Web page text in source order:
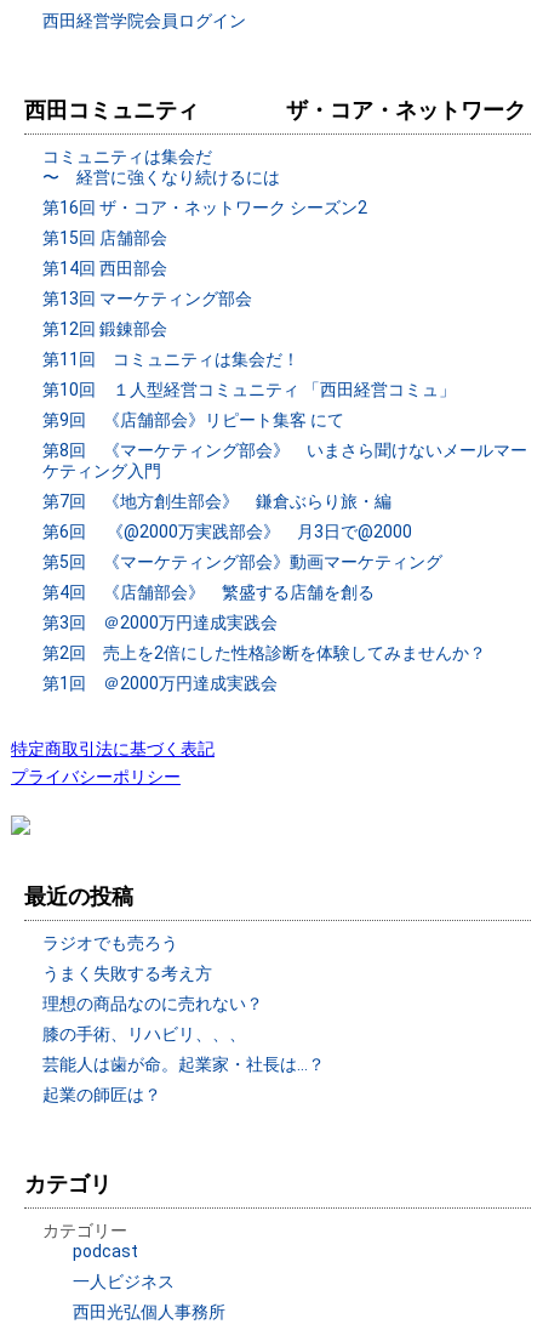
西田経営学院会員ログイン
西田コミュニティ ザ・コア・ネットワーク
コミュニティは集会だ
〜 経営に強くなり続けるには
第16回 ザ・コア・ネットワーク シーズン2
第15回 店舗部会
第14回 西田部会
第13回 マーケティング部会
第12回 鍛錬部会
第11回 コミュニティは集会だ！
第10回 １人型経営コミュニティ 「西田経営コミュ」
第9回 《店舗部会》リピート集客 にて
第8回 《マーケティング部会》 いまさら聞けないメールマー
ケティング入門
第7回 《地方創生部会》 鎌倉ぶらり旅・編
第6回 《@2000万実践部会》 月3日で@2000
第5回 《マーケティング部会》動画マーケティング
第4回 《店舗部会》 繁盛する店舗を創る
第3回 ＠2000万円達成実践会
第2回 売上を2倍にした性格診断を体験してみませんか？
第1回 ＠2000万円達成実践会
特定商取引法に基づく表記
プライバシーポリシー
最近の投稿
ラジオでも売ろう
うまく失敗する考え方
理想の商品なのに売れない？
膝の手術、リハビリ、、、
芸能人は歯が命。起業家・社長は…？
起業の師匠は？
カテゴリ
カテゴリー
podcast
一人ビジネス
西田光弘個人事務所